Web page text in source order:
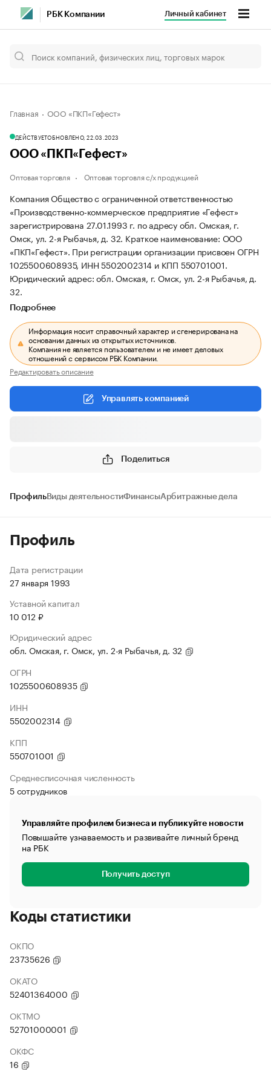
РБК Компании Личный кабинет
Главная ООО «ПКП«Гефест»
ДЕЙСТВУЕТОБНОВЛЕНО, 22.03.2023
ООО «ПКП«Гефест»
Оптовая торговля Оптовая торговля с/х продукцией
Компания Общество с ограниченной ответственностью
«Производственно-коммерческое предприятие «Гефест»
зарегистрирована 27.01.1993 г. по адресу обл. Омская, г.
Омск, ул. 2-я Рыбачья, д. 32. Краткое наименование: ООО
«ПКП«Гефест». При регистрации организации присвоен ОГРН
1025500608935, ИНН 5502002314 и КПП 550701001.
Юридический адрес: обл. Омская, г. Омск, ул. 2-я Рыбачья, д.
32.
Подробнее
Информация носит справочный характер и сгенерирована на
основании данных из открытых источников.
Компания не является пользователем и не имеет деловых
отношений с сервисом РБК Компании.
Редактировать описание
Управлять компанией
Поделиться
ПрофильВиды деятельностиФинансыАрбитражные дела
Профиль
Дата регистрации
27 января 1993
Уставной капитал
10 012 ₽
Юридический адрес
обл. Омская, г. Омск, ул. 2-я Рыбачья, д. 32
ОГРН
1025500608935
ИНН
5502002314
КПП
550701001
Среднесписочная численность
5 сотрудников
Управляйте профилем бизнеса и публикуйте новости
Повышайте узнаваемость и развивайте личный бренд
на РБК
Получить доступ
Коды статистики
ОКПО
23735626
ОКАТО
52401364000
ОКТМО
52701000001
ОКФС
16